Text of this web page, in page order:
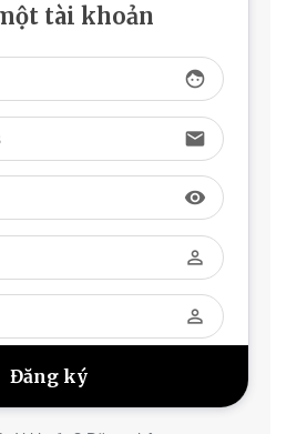
tài khoản
face
email
visibility
perm_identity
perm_identity